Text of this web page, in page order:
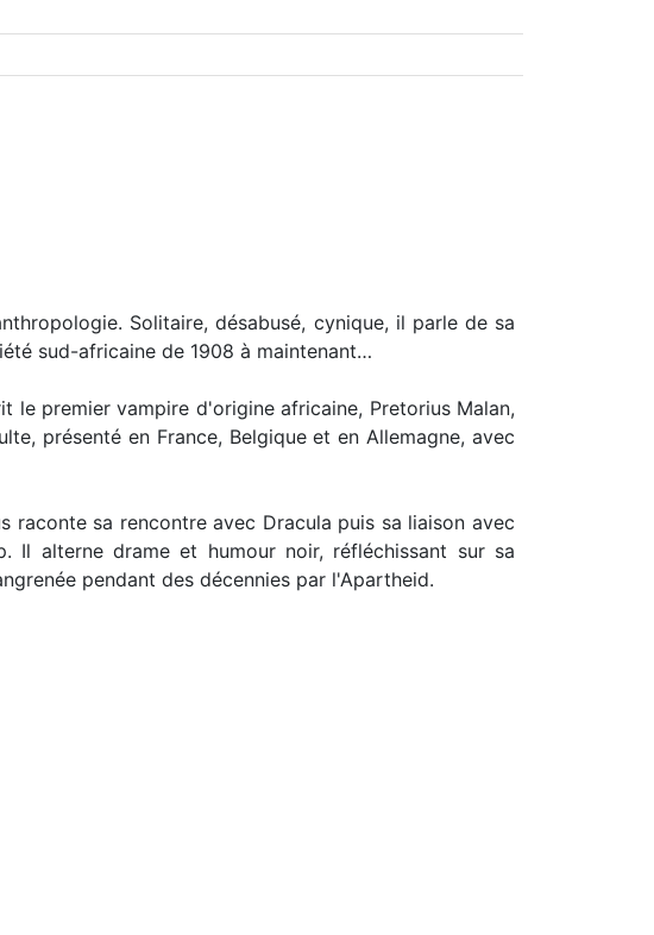
Solitaire, désabusé, cynique, il parle de sa
sud-africaine de 1908 à maintenant…
le premier vampire d'origine africaine, Pretorius Malan,
présenté en France, Belgique et en Allemagne, avec
raconte sa rencontre avec Dracula puis sa liaison avec
Il alterne drame et humour noir, réfléchissant sur sa
pendant des décennies par l'Apartheid.